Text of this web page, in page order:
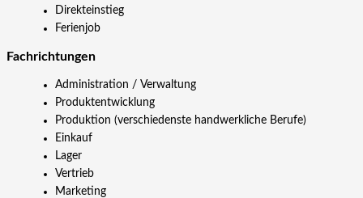
Direkteinstieg
Ferienjob
Fachrichtungen
Administration / Verwaltung
Produktentwicklung
Produktion (verschiedenste handwerkliche Berufe)
Einkauf
Lager
Vertrieb
Marketing